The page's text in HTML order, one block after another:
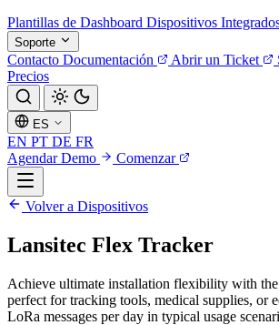
Plantillas de Dashboard Dispositivos
Soporte
Contacto Documentación Abrir un Ticket
Precios
ES
EN PT DE FR
Agendar Demo
Comenzar
Volver a Dispositivos
Lansitec Flex Tracker
Achieve ultimate installation flexibility with
perfect for tracking tools, medical supplies, or
LoRa messages per day in typical usage